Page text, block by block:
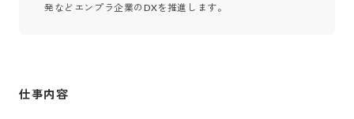
発などエンプラ企業のDXを推進します。
仕事内容